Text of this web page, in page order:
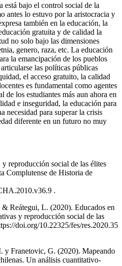
está bajo el control social de la
antes lo estuvo por la aristocracia y
también en la educación, la
gratuita y de calidad la
no solo bajo las dimensiones
genero, raza, etc. La educación
la emancipación de los pueblos
las políticas públicas
el acceso gratuito, la calidad
es fundamental como agentes
de los estudiantes más aun ahora en
e inseguridad, la educación para
necesidad para superar la crisis
diferente en un futuro no muy
reproducción social de las élites
Complutense de Historia de
.
Reátegui, L. (2020). Educados en
y reproducción social de las
doi.org/10.22325/fes/res.2020.35
y Franetovic, G. (2020). Mapeando
Un análisis cuantitativo-